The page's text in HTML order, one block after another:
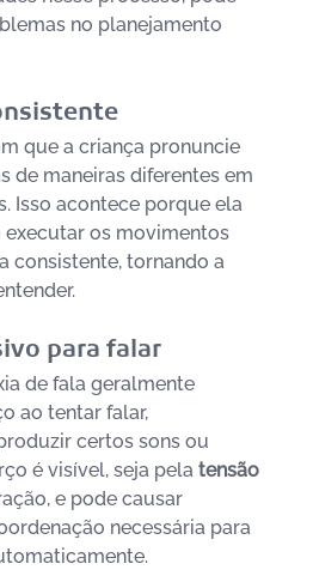
no planejamento
que a criança pronuncie
de maneiras diferentes em
Isso acontece porque ela
os movimentos
consistente, tornando a
para falar
de fala geralmente
ao tentar falar,
certos sons ou
é visível, seja pela tensão
e pode causar
necessária para